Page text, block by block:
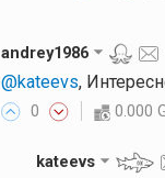
andrey1986
@kateevs,
0 0.000
kateevs